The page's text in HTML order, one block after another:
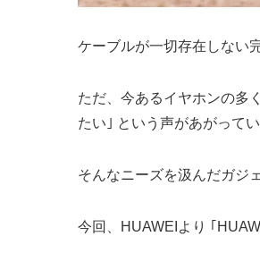
ケーブルが一切存在しない
ただ、今あるイヤホンの多
たい｣ という声があがってい
そんなニーズを汲んだガジ
今回、HUAWEIより ｢